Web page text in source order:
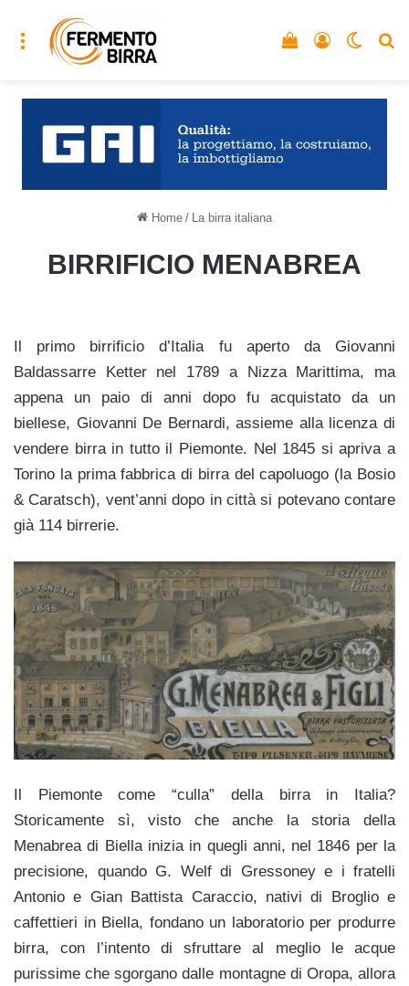
Menu Accedi
Vedi il carrello
Home / La birra italiana
BIRRIFICIO MENABREA
Il primo birrificio d’Italia fu aperto da Giovanni
Baldassarre Ketter nel 1789 a Nizza Marittima, ma
appena un paio di anni dopo fu acquistato da un
biellese, Giovanni De Bernardi, assieme alla licenza di
vendere birra in tutto il Piemonte. Nel 1845 si apriva a
Torino la prima fabbrica di birra del capoluogo (la Bosio
& Caratsch), vent’anni dopo in città si potevano contare
già 114 birrerie.
Il Piemonte come “culla” della birra in Italia?
Storicamente sì, visto che anche la storia della
Menabrea di Biella inizia in quegli anni, nel 1846 per la
precisione, quando G. Welf di Gressoney e i fratelli
Antonio e Gian Battista Caraccio, nativi di Broglio e
caffettieri in Biella, fondano un laboratorio per produrre
birra, con l’intento di sfruttare al meglio le acque
purissime che sgorgano dalle montagne di Oropa, allora